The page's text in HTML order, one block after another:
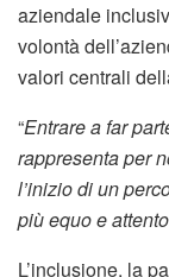
aziendale
volontà
valori centrali
“Entrare a far
rappresenta per
l’inizio di un
più equo e
L’inclusione, la